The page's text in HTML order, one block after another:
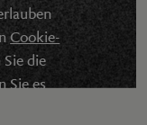
Cookie-
die
Sie es